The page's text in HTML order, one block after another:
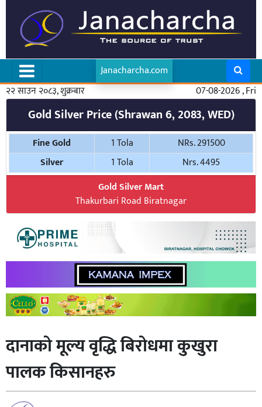
Janacharcha.com
२२ साउन २०८३, शुक्रबार
07-08-2026 , Fri
Gold Silver Price (Shrawan 6, 2083, WED)
Fine Gold 1 Tola
NRs. 291500
Silver
1 Tola
Nrs. 4495
Gold Silver Mart
Thakurbari Road Biratnagar
दानाको मूल्य वृद्धि बिरोधमा कुखुरा
पालक किसानहरु